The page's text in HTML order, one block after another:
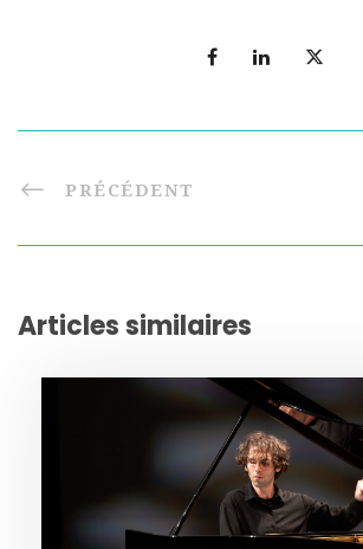
PRÉCÉDENT
Articles similaires